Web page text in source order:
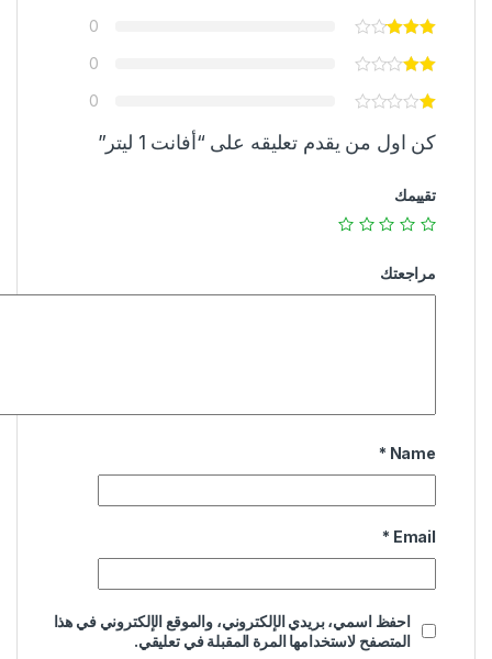
0
0
0
كن اول من يقدم تعليقه على “أفانت 1 ليتر”
تقييمك
مراجعتك
Name
*
Email
*
احفظ اسمي، بريدي الإلكتروني، والموقع الإلكتروني في هذا
المتصفح لاستخدامها المرة المقبلة في تعليقي.